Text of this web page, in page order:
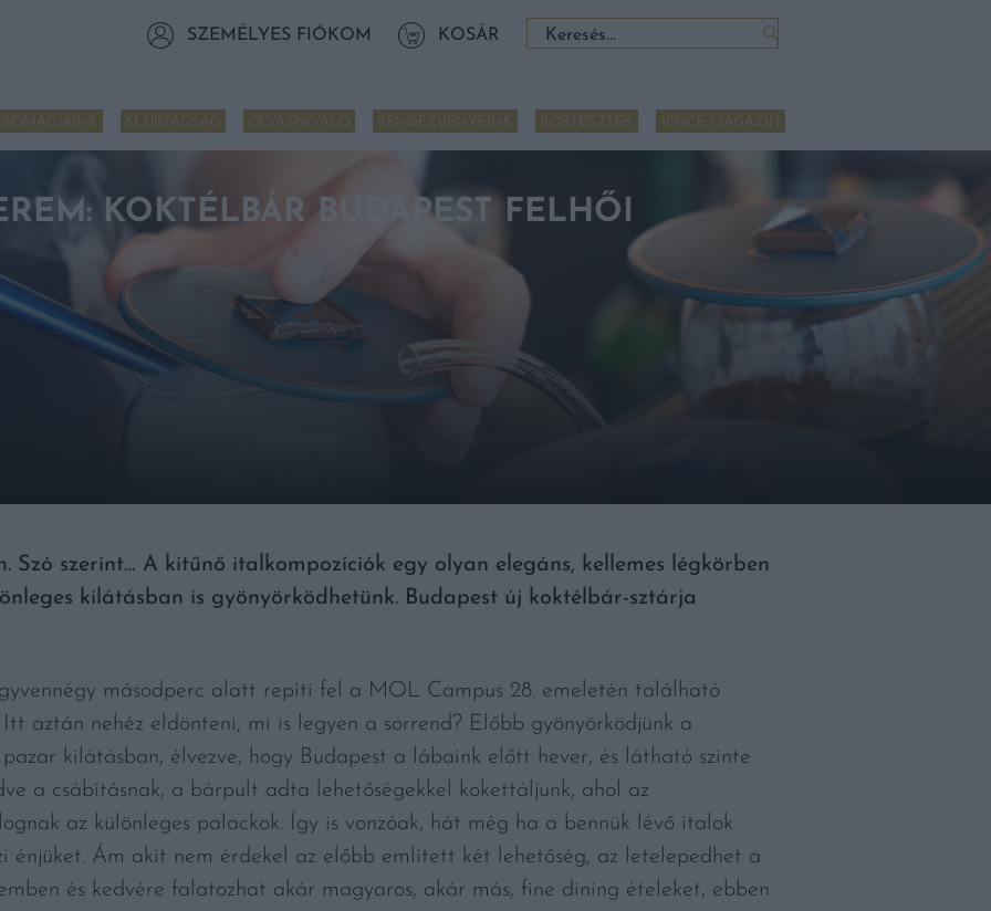
SZEMÉLYES FIÓKOM KOSÁR Keresés:
KLUBTAGSÁG OLVASNIVALÓ RENDEZVÉNYEINK BORTESZTEK VINCE MAGAZIN
KOKTÉLBÁR BUDAPEST FELHŐI
Szó szerint… A kitűnő italkompozíciók egy olyan elegáns, kellemes légkörben
kilátásban is gyönyörködhetünk. Budapest új koktélbár-sztárja
másodperc alatt repíti fel a MOL Campus 28. emeletén található
Itt aztán nehéz eldönteni, mi is legyen a sorrend? Előbb gyönyörködjünk a
kilátásban, élvezve, hogy Budapest a lábaink előtt hever, és látható szinte
a csábításnak, a bárpult adta lehetőségekkel kokettáljunk, ahol az
az különleges palackok. Így is vonzóak, hát még ha a bennük lévő italok
énjüket. Ám akit nem érdekel az előbb említett két lehetőség, az letelepedhet a
és kedvére falatozhat akár magyaros, akár más, fine dining ételeket, ebben